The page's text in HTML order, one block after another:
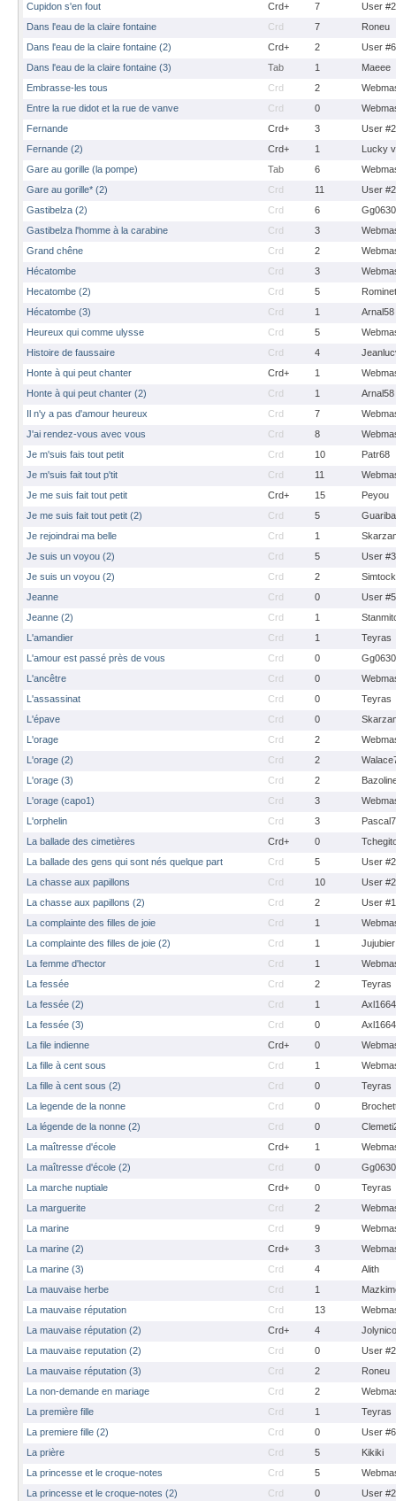
Cupidon s'en fout
Crd+ 7
User
Dans l'eau de la claire fontaine
Crd 7
Roneu
Dans l'eau de la claire fontaine (2)
Crd+ 2
User
Dans l'eau de la claire fontaine (3)
Tab 1
Maeee
Embrasse-les tous
Crd 2
Entre la rue didot et la rue de vanve
Crd 0
Fernande
Crd+ 3
User
Fernande (2)
Crd+ 1
Lucky
Gare au gorille (la pompe)
Tab 6
Gare au gorille* (2)
Crd 11
User
Gastibelza (2)
Crd 6
Gastibelza l'homme à la carabine
Crd 3
Grand chêne
Crd 2
Hécatombe
Crd 3
Hecatombe (2)
Crd 5
Rominet
Hécatombe (3)
Crd 1
Arnal58
Heureux qui comme ulysse
Crd 5
Histoire de faussaire
Crd 4
Honte à qui peut chanter
Crd+ 1
Honte à qui peut chanter (2)
Crd 1
Arnal58
Il n'y a pas d'amour heureux
Crd 7
J'ai rendez-vous avec vous
Crd 8
Je m'suis fais tout petit
Crd 10
Patr68
Je m'suis fait tout p'tit
Crd 11
Je me suis fait tout petit
Crd+ 15
Peyou
Je me suis fait tout petit (2)
Crd 5
Je rejoindrai ma belle
Crd 1
Je suis un voyou (2)
Crd 5
User
Je suis un voyou (2)
Crd 2
Jeanne
Crd 0
User
Jeanne (2)
Crd 1
L'amandier
Crd 1
Teyras
L'amour est passé près de vous
Crd 0
L'ancêtre
Crd 0
L'assassinat
Crd 0
Teyras
L'épave
Crd 0
L'orage
Crd 2
L'orage (2)
Crd 2
L'orage (3)
Crd 2
L'orage (capo1)
Crd 3
L'orphelin
Crd 3
La ballade des cimetières
Crd+ 0
La ballade des gens qui sont nés quelque part
Crd 5
User
La chasse aux papillons
Crd 10
User
La chasse aux papillons (2)
Crd 2
User
La complainte des filles de joie
Crd 1
La complainte des filles de joie (2)
Crd 1
Jujubier
La femme d'hector
Crd 1
La fessée
Crd 2
Teyras
La fessée (2)
Crd 1
Axl1664
La fessée (3)
Crd 0
Axl1664
La file indienne
Crd+ 0
La fille à cent sous
Crd 1
La fille à cent sous (2)
Crd 0
Teyras
La legende de la nonne
Crd 0
La légende de la nonne (2)
Crd 0
La maîtresse d'école
Crd+ 1
La maîtresse d'école (2)
Crd 0
La marche nuptiale
Crd+ 0
Teyras
La marguerite
Crd 2
La marine
Crd 9
La marine (2)
Crd+ 3
La marine (3)
Crd 4
Alith
La mauvaise herbe
Crd 1
La mauvaise réputation
Crd 13
La mauvaise réputation (2)
Crd+ 4
Jolynico
La mauvaise reputation (2)
Crd 0
User
La mauvaise réputation (3)
Crd 2
Roneu
La non-demande en mariage
Crd 2
La première fille
Crd 1
Teyras
La premiere fille (2)
Crd 0
User
La prière
Crd 5
Kikiki
La princesse et le croque-notes
Crd 5
La princesse et le croque-notes (2)
Crd 0 User